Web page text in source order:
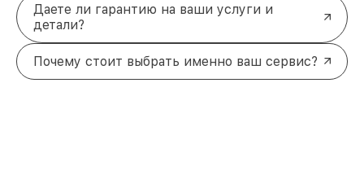
Даете ли гарантию на ваши услуги и
детали?
Почему стоит выбрать именно ваш сервис?